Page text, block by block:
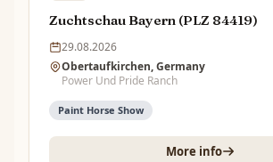
Zuchtschau Bayern (PLZ 84419)
29.08.2026
Obertaufkirchen, Germany
Power Und Pride Ranch
Paint Horse Show
More info